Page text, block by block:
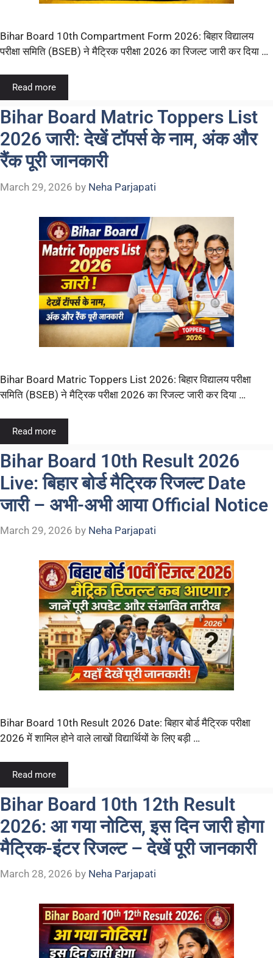
Bihar Board 10th Compartment Form 2026: बिहार विद्यालय
परीक्षा समिति (BSEB) ने मैट्रिक परीक्षा 2026 का रिजल्ट जारी कर दिया …
Read more
Bihar Board Matric Toppers List
2026 जारी: देखें टॉपर्स के नाम, अंक और
रैंक पूरी जानकारी
March 29, 2026 by Neha Parjapati
Bihar Board Matric Toppers List 2026: बिहार विद्यालय परीक्षा
समिति (BSEB) ने मैट्रिक परीक्षा 2026 का रिजल्ट जारी कर दिया …
Read more
Bihar Board 10th Result 2026
Live: बिहार बोर्ड मैट्रिक रिजल्ट Date
जारी – अभी-अभी आया Official Notice
March 29, 2026 by Neha Parjapati
Bihar Board 10th Result 2026 Date: बिहार बोर्ड मैट्रिक परीक्षा
2026 में शामिल होने वाले लाखों विद्यार्थियों के लिए बड़ी …
Read more
Bihar Board 10th 12th Result
2026: आ गया नोटिस, इस दिन जारी होगा
मैट्रिक-इंटर रिजल्ट – देखें पूरी जानकारी
March 28, 2026 by Neha Parjapati